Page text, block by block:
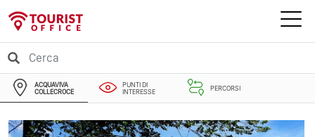
ACQUAVIVA
COLLECROCE
PUNTI DI
INTERESSE
PERCORSI